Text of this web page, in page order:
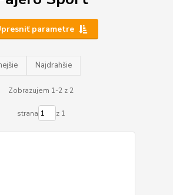
parametre
Najdrahšie
Zobrazujem 1-2 z 2
strana z 1